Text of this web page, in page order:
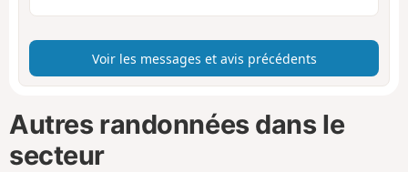
Voir les messages et avis précédents
Autres randonnées dans le
secteur